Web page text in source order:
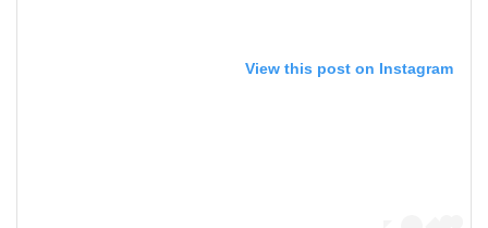
View this post on Instagram